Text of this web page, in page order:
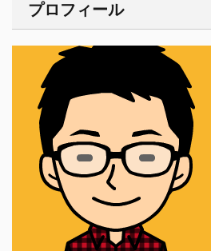
プロフィール